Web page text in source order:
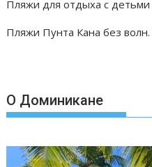
Пляжи для отдыха с
Пляжи Пунта Кана без
О Доминикане